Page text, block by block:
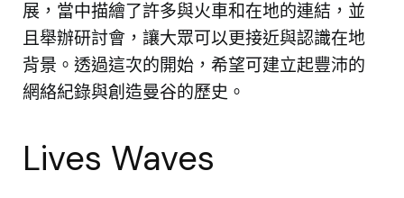
展，當中描繪了許多與火車和在地的連結，並
且舉辦研討會，讓大眾可以更接近與認識在地
背景。透過這次的開始，希望可建立起豐沛的
網絡紀錄與創造曼谷的歷史。
Lives Waves